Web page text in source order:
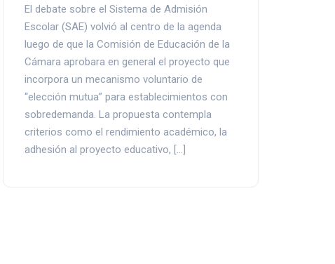
El debate sobre el Sistema de Admisión
Escolar (SAE) volvió al centro de la agenda
luego de que la Comisión de Educación de la
Cámara aprobara en general el proyecto que
incorpora un mecanismo voluntario de
“elección mutua” para establecimientos con
sobredemanda. La propuesta contempla
criterios como el rendimiento académico, la
adhesión al proyecto educativo, […]